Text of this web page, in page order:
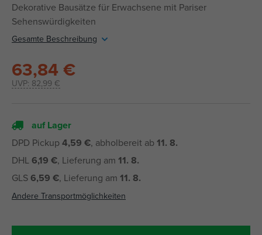
Dekorative Bausätze für Erwachsene mit Pariser
Sehenswürdigkeiten
Gesamte Beschreibung
UVP: 82,99 €
63,84 €
auf Lager
DPD Pickup 4,59 €, abholbereit ab 11. 8.
DHL6,19 €, Lieferung am 11. 8.
GLS6,59 €, Lieferung am 11. 8.
Andere Transportmöglichkeiten